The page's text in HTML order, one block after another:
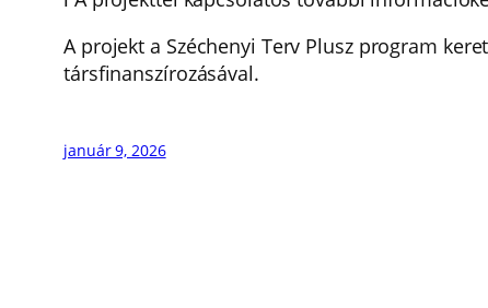
A projekt a Széchenyi Terv Plusz program
társfinanszírozásával.
január 9, 2026